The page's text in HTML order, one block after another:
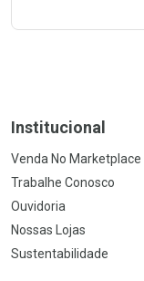
Institucional
Venda No Marketplace
Trabalhe Conosco
Ouvidoria
Nossas Lojas
Sustentabilidade